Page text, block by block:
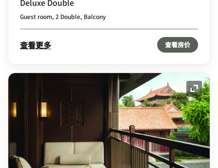
Guest room, 2 Double, Balcony
查看更多 查看房价
展开